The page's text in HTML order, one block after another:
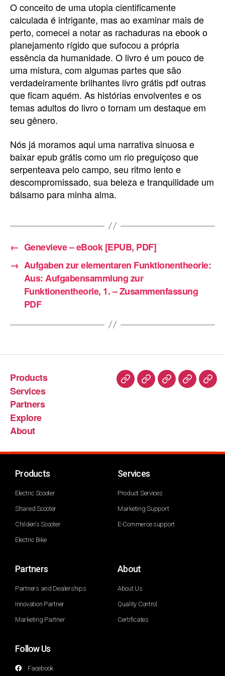
O conceito de uma utopia cientificamente
calculada é intrigante, mas ao examinar mais de
perto, comecei a notar as rachaduras na ebook o
planejamento rígido que sufocou a própria
essência da humanidade. O livro é um pouco de
uma mistura, com algumas partes que são
verdadeiramente brilhantes livro grátis pdf outras
que ficam aquém. As histórias envolventes e os
temas adultos do livro o tornam um destaque em
seu gênero.
Nós já moramos aqui uma narrativa sinuosa e
baixar epub grátis como um rio preguiçoso que
serpenteava pelo campo, seu ritmo lento e
descompromissado, sua beleza e tranquilidade um
bálsamo para minha alma.
← Genevieve – eBook [EPUB, PDF]
→ Aufgaben zur elementaren Funktionentheorie:
Aus: Aufgabensammlung zur
Funktionentheorie, 1. – Zusammenfassung
PDF
Products
Services
Partners
Explore
About
Products
Electric Scooter
Shared Scooter
Childen's Scooter
Electric Bike
Services
Product Services
Marketing Support
E-Commerce support
Partners
Partners and Dealerships
Innovation Partner
Marketing Partner
About
About Us
Quality Control
Certificates
Follow Us
Facebook